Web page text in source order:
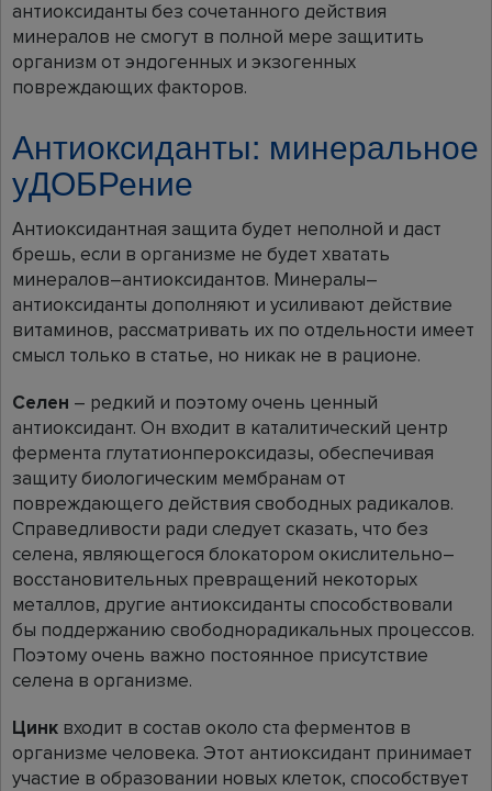
антиоксиданты без сочетанного действия
минералов не смогут в полной мере защитить
организм от эндогенных и экзогенных
повреждающих факторов.
Антиоксиданты: минеральное
уДОБРение
Антиоксидантная защита будет неполной и даст
брешь, если в организме не будет хватать
минералов–антиоксидантов. Минералы–
антиоксиданты дополняют и усиливают действие
витаминов, рассматривать их по отдельности имеет
смысл только в статье, но никак не в рационе.
Селен – редкий и поэтому очень ценный
антиоксидант. Он входит в каталитический центр
фермента глутатионпероксидазы, обеспечивая
защиту биологическим мембранам от
повреждающего действия свободных радикалов.
Справедливости ради следует сказать, что без
селена, являющегося блокатором окислительно–
восстановительных превращений некоторых
металлов, другие антиоксиданты способствовали
бы поддержанию свободнорадикальных процессов.
Поэтому очень важно постоянное присутствие
селена в организме.
Цинк входит в состав около ста ферментов в
организме человека. Этот антиоксидант принимает
участие в образовании новых клеток, способствует